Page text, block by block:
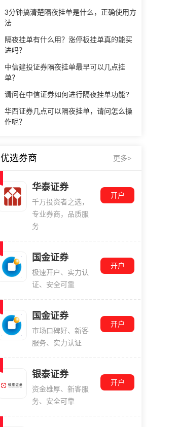
3分钟搞清楚隔夜挂单是什么，正确使用方
法
隔夜挂单有什么用？涨停板挂单真的能买
进吗？
中信建投证券隔夜挂单最早可以几点挂
单？
请问在中信证券如何进行隔夜挂单功能?
华西证券几点可以隔夜挂单，请问怎么操
作呢？
优选券商 更多>
华泰证券
千万投资者之选，
专业券商，品质服
务
开户
国金证券
极速开户、实力认
证、安全可靠
开户
国金证券
市场口碑好、新客
服务、实力认证
开户
银泰证券
资金雄厚、新客服
务、安全可靠
开户